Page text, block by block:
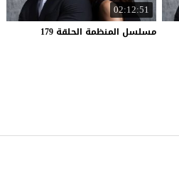
02:12:51
مسلسل المنظمة الحلقة 179